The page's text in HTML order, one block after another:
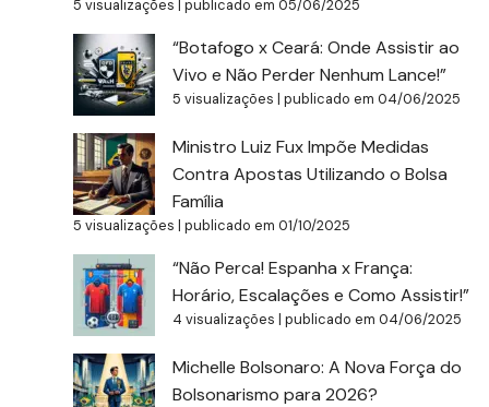
5 visualizações |publicado em 05/06/2025
“Botafogo x Ceará: Onde Assistir ao
Vivo e Não Perder Nenhum Lance!”
5 visualizações |publicado em 04/06/2025
Ministro Luiz Fux Impõe Medidas
Contra Apostas Utilizando o Bolsa
Família
5 visualizações |publicado em 01/10/2025
“Não Perca! Espanha x França:
Horário, Escalações e Como Assistir!”
4 visualizações |publicado em 04/06/2025
Michelle Bolsonaro: A Nova Força do
Bolsonarismo para 2026?